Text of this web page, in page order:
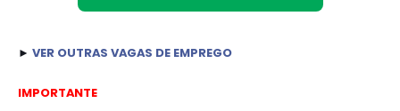
► VER OUTRAS VAGAS DE EMPREGO
IMPORTANTE